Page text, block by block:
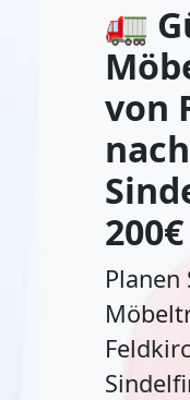
🚛
von
nach
200€
Planen